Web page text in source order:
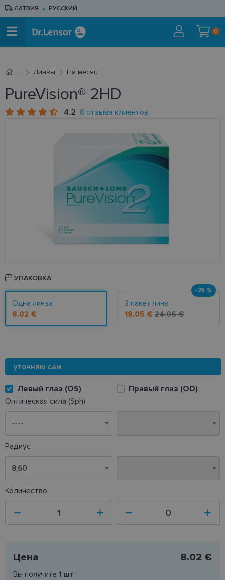
ЛАТВИЯ РУССКИЙ
0
Линзы На месяц
PureVision® 2HD
4.2 8 отзыва клиентов
УПАКОВКА
Одна линза
8.02 €
3 пакет линз
18.05 € 24.06 €
-25 %
уточняю сам
Левый глаз (OS)
Правый глаз (OD)
Оптическая сила (Sph)
Радиус
8,60
Количество
Цена 8.02 €
Вы получите 1 шт